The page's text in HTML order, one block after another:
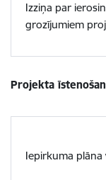
Izziņa par
grozījumiem
Projekta
Iepirkuma plāna